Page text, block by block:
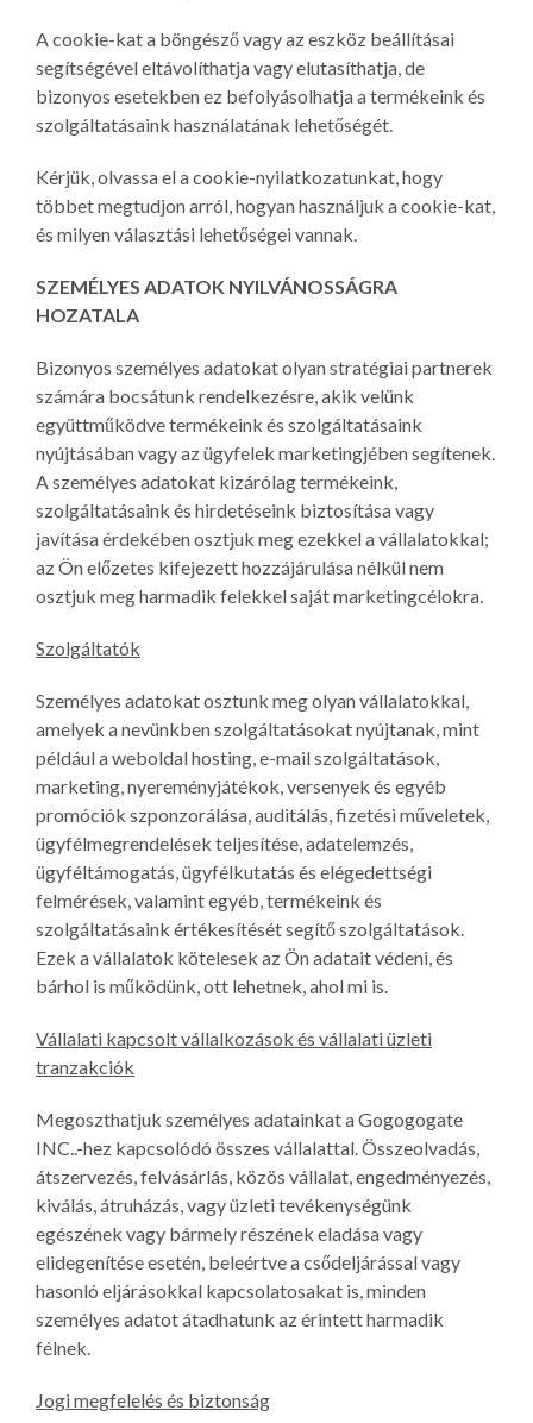
A cookie-kat a böngésző vagy az eszköz beállításai
segítségével eltávolíthatja vagy elutasíthatja, de
bizonyos esetekben ez befolyásolhatja a termékeink és
szolgáltatásaink használatának lehetőségét.
Kérjük, olvassa el a cookie-nyilatkozatunkat, hogy
többet megtudjon arról, hogyan használjuk a cookie-kat,
és milyen választási lehetőségei vannak.
SZEMÉLYES ADATOK NYILVÁNOSSÁGRA
HOZATALA
Bizonyos személyes adatokat olyan stratégiai partnerek
számára bocsátunk rendelkezésre, akik velünk
együttműködve termékeink és szolgáltatásaink
nyújtásában vagy az ügyfelek marketingjében segítenek.
A személyes adatokat kizárólag termékeink,
szolgáltatásaink és hirdetéseink biztosítása vagy
javítása érdekében osztjuk meg ezekkel a vállalatokkal;
az Ön előzetes kifejezett hozzájárulása nélkül nem
osztjuk meg harmadik felekkel saját marketingcélokra.
Szolgáltatók
Személyes adatokat osztunk meg olyan vállalatokkal,
amelyek a nevünkben szolgáltatásokat nyújtanak, mint
például a weboldal hosting, e-mail szolgáltatások,
marketing, nyereményjátékok, versenyek és egyéb
promóciók szponzorálása, auditálás, fizetési műveletek,
ügyfélmegrendelések teljesítése, adatelemzés,
ügyféltámogatás, ügyfélkutatás és elégedettségi
felmérések, valamint egyéb, termékeink és
szolgáltatásaink értékesítését segítő szolgáltatások.
Ezek a vállalatok kötelesek az Ön adatait védeni, és
bárhol is működünk, ott lehetnek, ahol mi is.
Vállalati kapcsolt vállalkozások és vállalati üzleti
tranzakciók
Megoszthatjuk személyes adatainkat a Gogogogate
INC..-hez kapcsolódó összes vállalattal. Összeolvadás,
átszervezés, felvásárlás, közös vállalat, engedményezés,
kiválás, átruházás, vagy üzleti tevékenységünk
egészének vagy bármely részének eladása vagy
elidegenítése esetén, beleértve a csődeljárással vagy
hasonló eljárásokkal kapcsolatosakat is, minden
személyes adatot átadhatunk az érintett harmadik
félnek.
Jogi megfelelés és biztonság